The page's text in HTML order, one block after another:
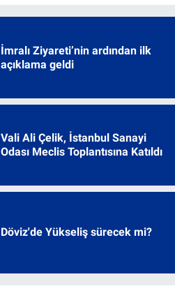
İmralı Ziyareti’nin ardından ilk
açıklama geldi
Vali Ali Çelik, İstanbul Sanayi
Odası Meclis Toplantısına Katıldı
Döviz'de Yükseliş sürecek mi?